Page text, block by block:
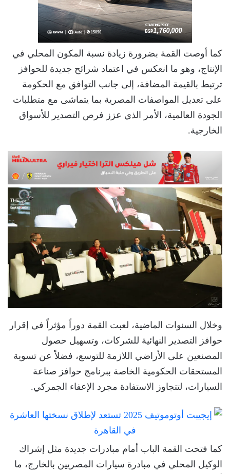
كما أوصت القمة بضرورة زيادة نسبة المكون المحلي في
الإنتاج، وهو ما انعكس في اعتماد شرائح جديدة للحوافز
ترتبط بالقيمة المضافة، إلى جانب التوافق مع الحكومة
على تعديل المواصفات المصرية بما يتماشى مع متطلبات
الجودة العالمية، الأمر الذي عزز فرص التصدير للأسواق
الخارجية.
وخلال السنوات الماضية، لعبت القمة دوراً مؤثراً في إقرار
حوافز التصدير النهائية للشركات، وتسهيل حصول
المصنعين على الأراضي اللازمة للتوسع، فضلاً عن تسوية
المستحقات الحكومية الخاصة ببرنامج حوافز صناعة
السيارات، لتتجاوز الاستفادة مجرد الإعفاء الجمركي.
كما فتحت القمة الباب أمام مبادرات جديدة مثل إشراك
الوكيل المحلي في مبادرة سيارات المصريين بالخارج، ما